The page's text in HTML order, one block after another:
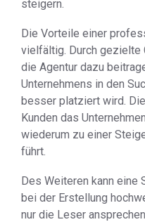
steigern.
Die Vorteile einer
vielfältig. Durch gezielte
die Agentur dazu
Unternehmens in den
besser platziert wird.
Kunden das
wiederum zu einer
führt.
Des Weiteren kann eine
bei der Erstellung
nur die Leser